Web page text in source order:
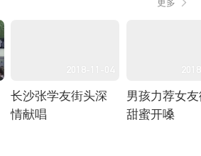
更多
2018-11-04
长沙张学友街头深
情献唱
男孩力荐女
甜蜜开嗓